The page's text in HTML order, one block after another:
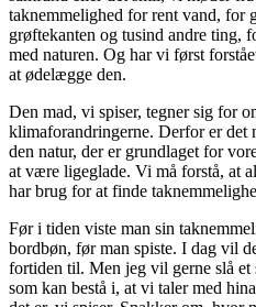
taknemmelighed for rent vand, for
grøftekanten og tusind andre ting,
med naturen. Og har vi først
at ødelægge den.
Den mad, vi spiser, tegner sig for
klimaforandringerne. Derfor er
den natur, der er grundlaget for
at være ligeglade. Vi må forstå, at
har brug for at finde
Før i tiden viste man sin
bordbøn, før man spiste. I dag vil
fortiden til. Men jeg vil gerne slå et
som kan bestå i, at vi taler med